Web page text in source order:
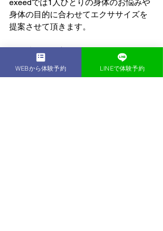
exeedでは1人ひとりの身体のお悩みや
身体の目的に合わせてエクササイズを
提案させて頂きます。
ご興味のある方はぜひ体験セッション
にお越しくださいませ。
WEBから体験予約 LINEで体験予約